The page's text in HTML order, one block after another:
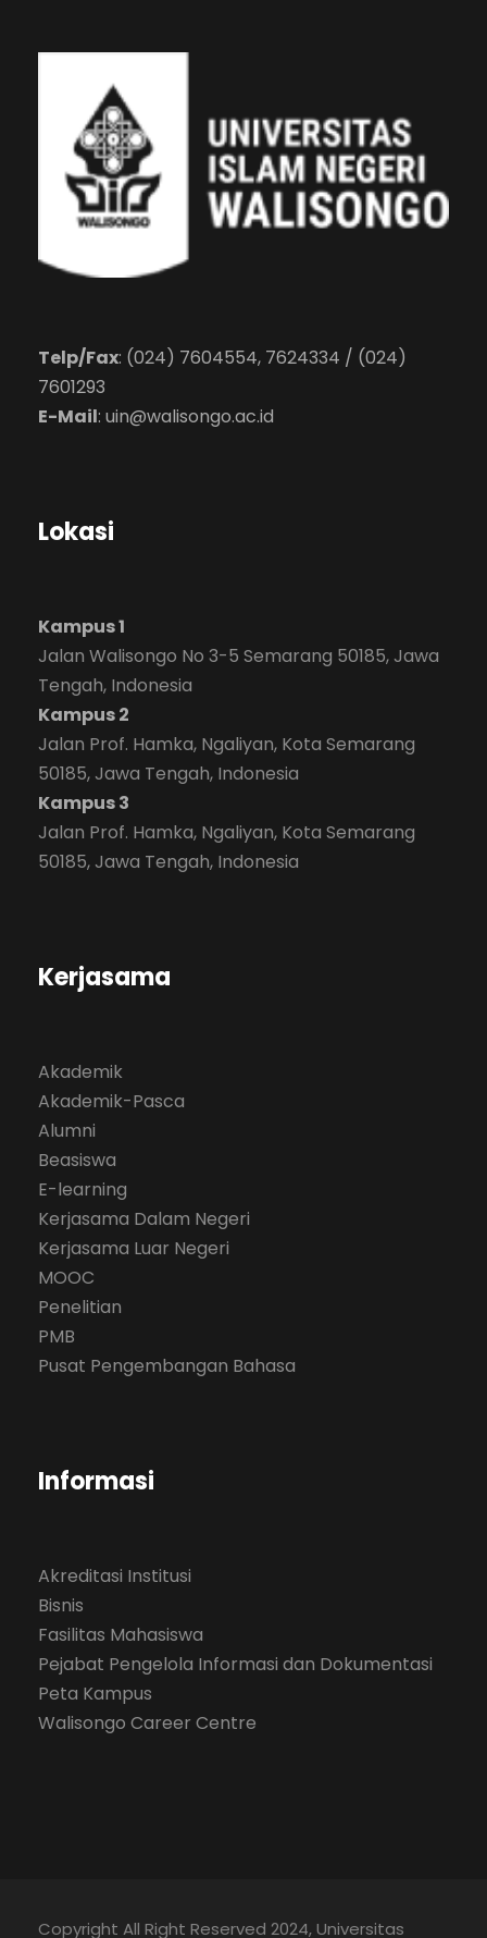
Telp/Fax: (024) 7604554, 7624334 / (024)
7601293
E-Mail: uin@walisongo.ac.id
Lokasi
Kampus 1
Jalan Walisongo No 3-5 Semarang 50185, Jawa
Tengah, Indonesia
Kampus 2
Jalan Prof. Hamka, Ngaliyan, Kota Semarang
50185, Jawa Tengah, Indonesia
Kampus 3
Jalan Prof. Hamka, Ngaliyan, Kota Semarang
50185, Jawa Tengah, Indonesia
Kerjasama
Akademik
Akademik-Pasca
Alumni
Beasiswa
E-learning
Kerjasama Dalam Negeri
Kerjasama Luar Negeri
MOOC
Penelitian
PMB
Pusat Pengembangan Bahasa
Informasi
Akreditasi Institusi
Bisnis
Fasilitas Mahasiswa
Pejabat Pengelola Informasi dan Dokumentasi
Peta Kampus
Walisongo Career Centre
Copyright All Right Reserved 2024, Universitas